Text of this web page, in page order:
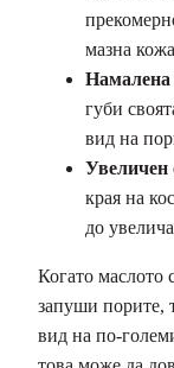
мазна
Намалена
губи
вид на
Увеличен
края на
до
Когато маслото
запуши порите,
вид на по-